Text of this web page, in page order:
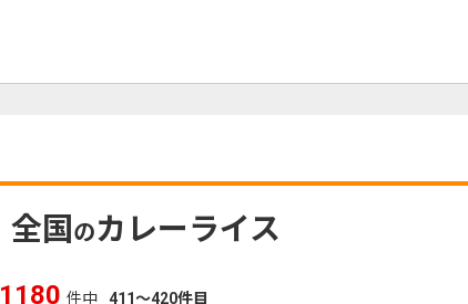
全国 のカレーライス
1180 件中 411～420件目